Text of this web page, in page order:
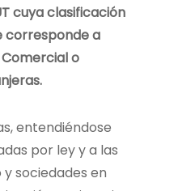
cuya clasificación
corresponde a
o
entendiéndose
por ley y a las
sociedades en